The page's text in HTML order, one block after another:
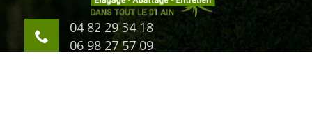
04 82 29 34 18
06 98 27 57 09